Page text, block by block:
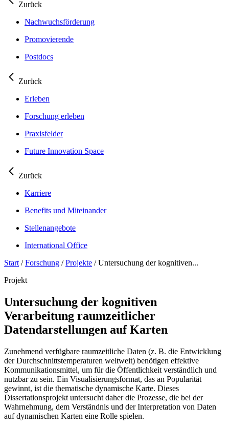
Zurück
Nachwuchsförderung
Promovierende
Postdocs
Zurück
Erleben
Forschung erleben
Praxisfelder
Future Innovation Space
Zurück
Karriere
Benefits und Miteinander
Stellenangebote
International Office
Start /Forschung /Projekte /Untersuchung der kognitiven...
Projekt
Untersuchung der kognitiven
Verarbeitung raumzeitlicher
Datendarstellungen auf Karten
Zunehmend verfügbare raumzeitliche Daten (z. B. die Entwicklung
der Durchschnittstemperaturen weltweit) benötigen effektive
Kommunikationsmittel, um für die Öffentlichkeit verständlich und
nutzbar zu sein. Ein Visualisierungsformat, das an Popularität
gewinnt, ist die thematische dynamische Karte. Dieses
Dissertationsprojekt untersucht daher die Prozesse, die bei der
Wahrnehmung, dem Verständnis und der Interpretation von Daten
auf dynamischen Karten eine Rolle spielen.